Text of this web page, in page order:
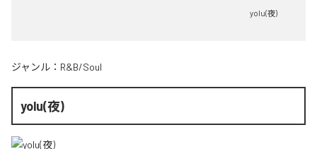
yolu(夜)
ジャンル： R&B/Soul
yolu(夜)